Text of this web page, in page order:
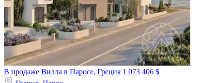
В продаже Вилла в Паросе, Греция 1 073 406 $